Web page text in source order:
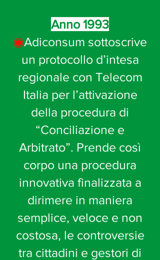
Anno 1993
◉Adiconsum sottoscrive
un protocollo d’intesa
regionale con Telecom
Italia per l’attivazione
della procedura di
“Conciliazione e
Arbitrato”. Prende così
corpo una procedura
innovativa finalizzata a
dirimere in maniera
semplice, veloce e non
costosa, le controversie
tra cittadini e gestori di